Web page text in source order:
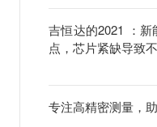
吉恒达的2021 ：
点，芯片紧缺导致
专注高精密测量，